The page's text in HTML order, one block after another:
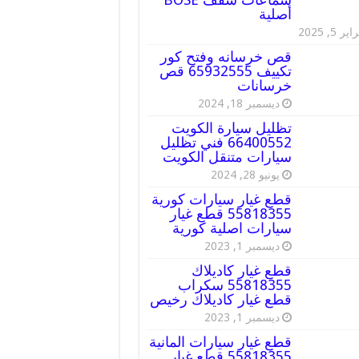
أصلية
5, 2025
قص خرسانه وفتح كور
تكييف 65932555 قص
خرسانات
ديسمبر 18, 2024
تظليل سيارة الكويت
66400552 فني تظليل
سيارات متنقل الكويت
يونيو 28, 2024
قطع غيار سيارات كورية
55818355 قطع غيار
سيارات اصلية كورية
ديسمبر 1, 2023
قطع غيار كاديلاك
55818355 سكراب
قطع غيار كاديلاك رخيص
ديسمبر 1, 2023
قطع غيار سيارات المانية